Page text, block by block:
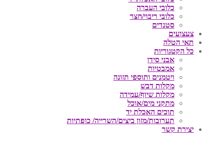
כלובי העברה
כלובי ריבוי/חצר
סטנדים
צעצועים
תאי הטלה
כל הקטגוריות
אבני סידן
אמבטיות
ויטמנים ותוספי תזונה
מקלות דבש
מקלות שיוף/עמידה
מתקני מים/אוכל
תוכים האכלת יד
תערובות/מזון ביצים/השרייה/ כופתיות
יצירת קשר